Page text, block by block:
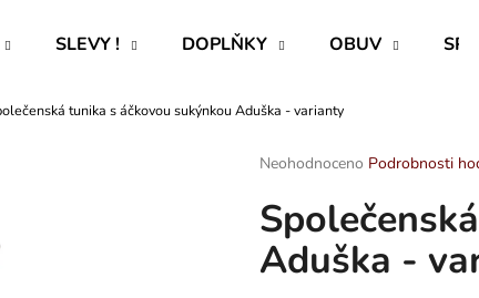
SLEVY ! DOPLŇKY OBUV
tunika s áčkovou sukýnkou Aduška - varianty
Průměrné
produktu
je
0,0
z
Neohodnoceno Podrobnosti
Aduška -
Co potřebujete najít?
HLEDAT